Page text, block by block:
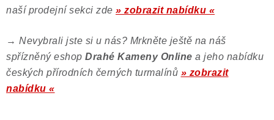
naší prodejní sekci zde » zobrazit nabídku «
→ Nevybrali jste si u nás? Mrkněte ještě na náš
spřízněný eshop Drahé Kameny Online a jeho nabídku
českých přírodních černých turmalínů » zobrazit
nabídku «